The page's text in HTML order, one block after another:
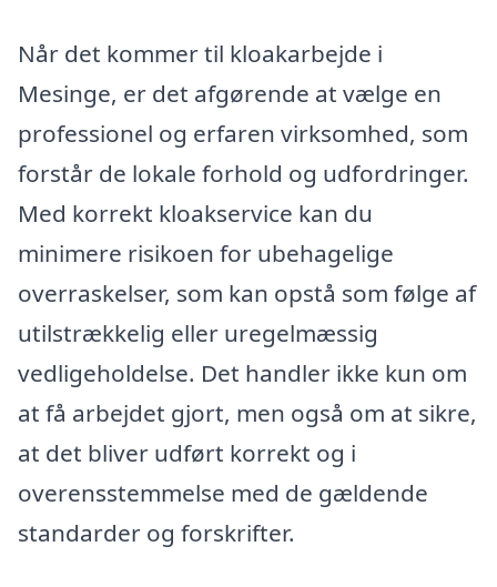
Når det kommer til kloakarbejde i
Mesinge, er det afgørende at vælge en
professionel og erfaren virksomhed, som
forstår de lokale forhold og udfordringer.
Med korrekt kloakservice kan du
minimere risikoen for ubehagelige
overraskelser, som kan opstå som følge af
utilstrækkelig eller uregelmæssig
vedligeholdelse. Det handler ikke kun om
at få arbejdet gjort, men også om at sikre,
at det bliver udført korrekt og i
overensstemmelse med de gældende
standarder og forskrifter.